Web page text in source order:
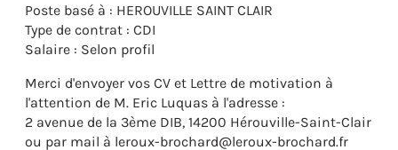
Poste basé à : HEROUVILLE SAINT CLAIR
Type de contrat : CDI
Salaire : Selon profil
Merci d'envoyer vos CV et Lettre de motivation à
l'attention de M. Eric Luquas à l'adresse :
2 avenue de la 3ème DIB, 14200 Hérouville-Saint-Clair
ou par mail à leroux-brochard@leroux-brochard.fr